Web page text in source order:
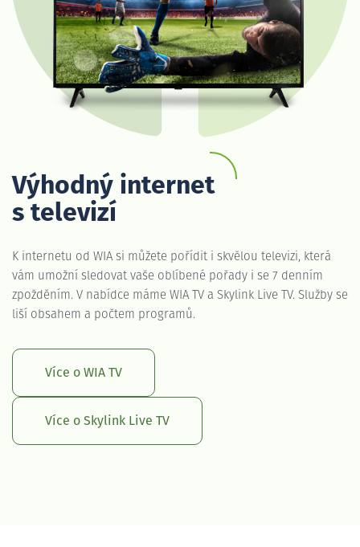
Výhodný internet
s televizí
K internetu od WIA si můžete pořídit i skvělou televizi, která
vám umožní sledovat vaše oblíbené pořady i se 7 denním
zpožděním. V nabídce máme WIA TV a Skylink Live TV. Služby se
liší obsahem a počtem programů.
Více o WIA TV
Více o Skylink Live TV